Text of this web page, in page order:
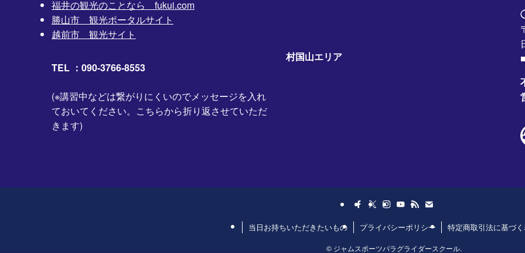
福井の観光のことなら fukui.com
勝山市 観光ポータルサイト
越前市 観光サイト
TEL ：090-3766-8553
(※講習中などは繋がりにくいのでメッセージを入れ
ておいてください。こちらから折り返させていただ
きます)
村国山エリア
当日お持ちいただきたいもの プライバシーポリシー 特定商取引法に基づ
©ジャムスポーツパラグライダースクール.